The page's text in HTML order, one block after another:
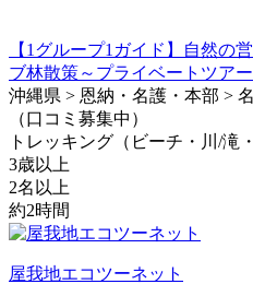
【1グループ1ガイド】自然の
ブ林散策～プライベートツア
沖縄県 > 恩納・名護・本部 >
（口コミ募集中）
トレッキング（ビーチ・川/滝
3歳以上
2名以上
約2時間
屋我地エコツーネット